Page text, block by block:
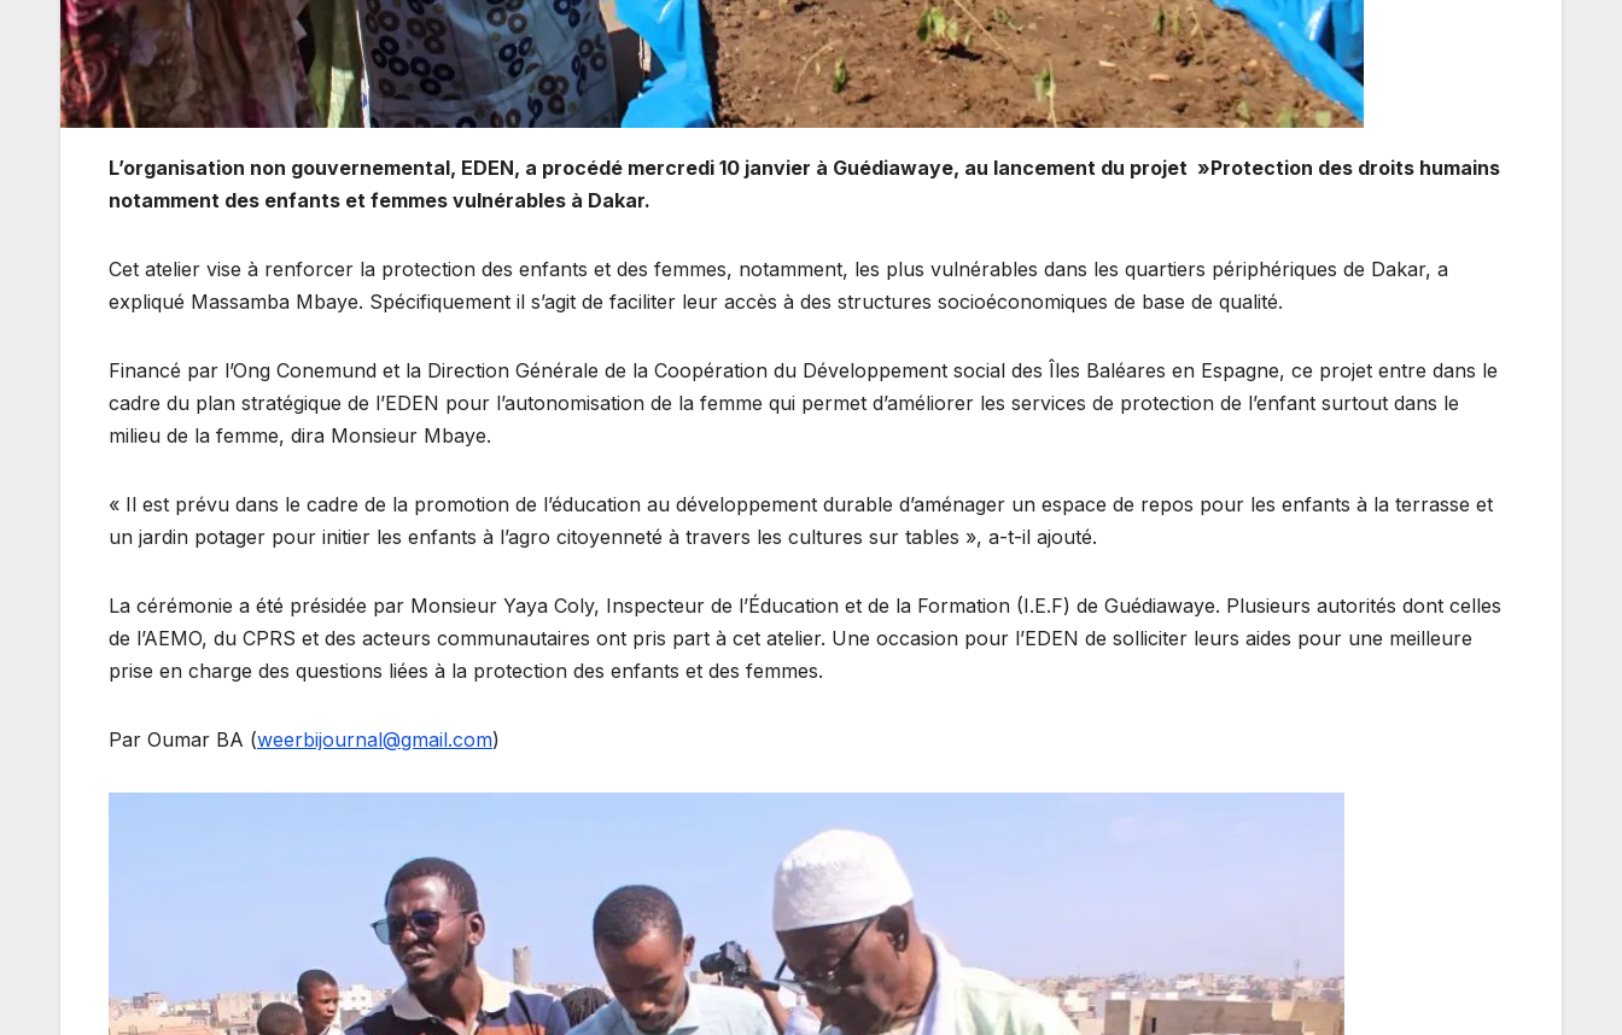
L’organisation non gouvernemental, EDEN, a procédé mercredi 10 janvier à Guédiawaye, au lancement du projet »Protection des droits humains
notamment des enfants et femmes vulnérables à Dakar.
Cet atelier vise à renforcer la protection des enfants et des femmes, notamment, les plus vulnérables dans les quartiers périphériques de Dakar, a
expliqué Massamba Mbaye. Spécifiquement il s’agit de faciliter leur accès à des structures socioéconomiques de base de qualité.
Financé par l’Ong Conemund et la Direction Générale de la Coopération du Développement social des Îles Baléares en Espagne, ce projet entre dans le
cadre du plan stratégique de l’EDEN pour l’autonomisation de la femme qui permet d’améliorer les services de protection de l’enfant surtout dans le
milieu de la femme, dira Monsieur Mbaye.
« Il est prévu dans le cadre de la promotion de l’éducation au développement durable d’aménager un espace de repos pour les enfants à la terrasse et
un jardin potager pour initier les enfants à l’agro citoyenneté à travers les cultures sur tables », a-t-il ajouté.
La cérémonie a été présidée par Monsieur Yaya Coly, Inspecteur de l’Éducation et de la Formation (I.E.F) de Guédiawaye. Plusieurs autorités dont celles
de l’AEMO, du CPRS et des acteurs communautaires ont pris part à cet atelier. Une occasion pour l’EDEN de solliciter leurs aides pour une meilleure
prise en charge des questions liées à la protection des enfants et des femmes.
Par Oumar BA (weerbijournal@gmail.com)